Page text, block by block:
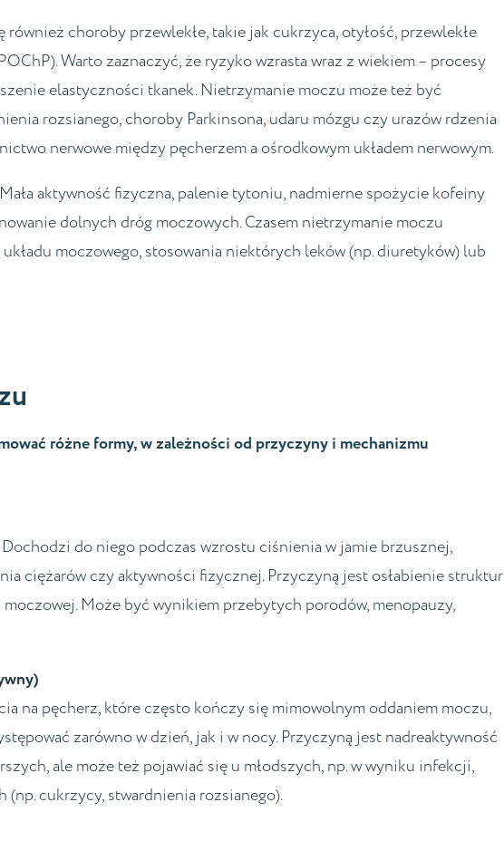
choroby przewlekłe, takie jak cukrzyca, otyłość, przewlekłe
Warto zaznaczyć, że ryzyko wzrasta wraz z wiekiem – procesy
elastyczności tkanek. Nietrzymanie moczu może też być
rozsianego, choroby Parkinsona, udaru mózgu czy urazów rdzenia
nerwowe między pęcherzem a ośrodkowym układem nerwowym.
aktywność fizyczna, palenie tytoniu, nadmierne spożycie kofeiny
dolnych dróg moczowych. Czasem nietrzymanie moczu
moczowego, stosowania niektórych leków (np. diuretyków) lub
różne formy, w zależności od przyczyny i mechanizmu
do niego podczas wzrostu ciśnienia w jamie brzusznej,
ciężarów czy aktywności fizycznej. Przyczyną jest osłabienie struktur
Może być wynikiem przebytych porodów, menopauzy,
na pęcherz, które często kończy się mimowolnym oddaniem moczu,
zarówno w dzień, jak i w nocy. Przyczyną jest nadreaktywność
ale może też pojawiać się u młodszych, np. w wyniku infekcji,
cukrzycy, stwardnienia rozsianego).